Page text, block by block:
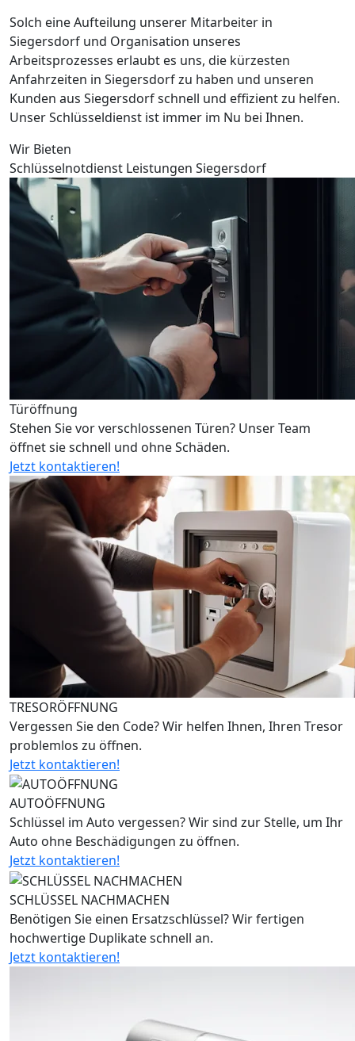
Solch eine Aufteilung unserer Mitarbeiter in
Siegersdorf und Organisation unseres
Arbeitsprozesses erlaubt es uns, die kürzesten
Anfahrzeiten in Siegersdorf zu haben und unseren
Kunden aus Siegersdorf schnell und effizient zu helfen.
Unser Schlüsseldienst ist immer im Nu bei Ihnen.
Wir Bieten
Schlüsselnotdienst Leistungen Siegersdorf
Türöffnung
Stehen Sie vor verschlossenen Türen? Unser Team
öffnet sie schnell und ohne Schäden.
Jetzt kontaktieren!
TRESORÖFFNUNG
Vergessen Sie den Code? Wir helfen Ihnen, Ihren Tresor
problemlos zu öffnen.
Jetzt kontaktieren!
AUTOÖFFNUNG
Schlüssel im Auto vergessen? Wir sind zur Stelle, um Ihr
Auto ohne Beschädigungen zu öffnen.
Jetzt kontaktieren!
SCHLÜSSEL NACHMACHEN
Benötigen Sie einen Ersatzschlüssel? Wir fertigen
hochwertige Duplikate schnell an.
Jetzt kontaktieren!